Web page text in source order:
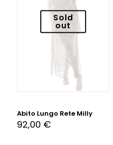
Sold
out
Abito Lungo Rete Milly
92,00 €